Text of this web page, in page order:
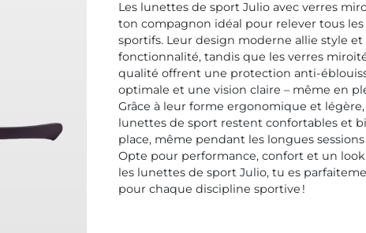
Les lunettes de sport Julio avec verres
ton compagnon idéal pour relever tous les
sportifs. Leur design moderne allie style et
fonctionnalité, tandis que les verres
qualité offrent une protection anti-
optimale et une vision claire – même en
Grâce à leur forme ergonomique et légère,
lunettes de sport restent confortables et
place, même pendant les longues
Opte pour performance, confort et un look
les lunettes de sport Julio, tu es
pour chaque discipline sportive !